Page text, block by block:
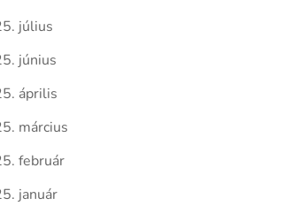
július
június
április
március
február
január